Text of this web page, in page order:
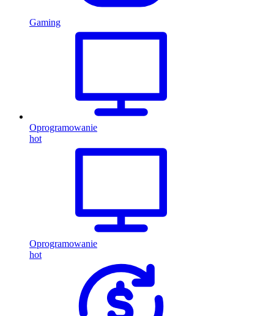
Gaming
Oprogramowanie
hot
Oprogramowanie
hot